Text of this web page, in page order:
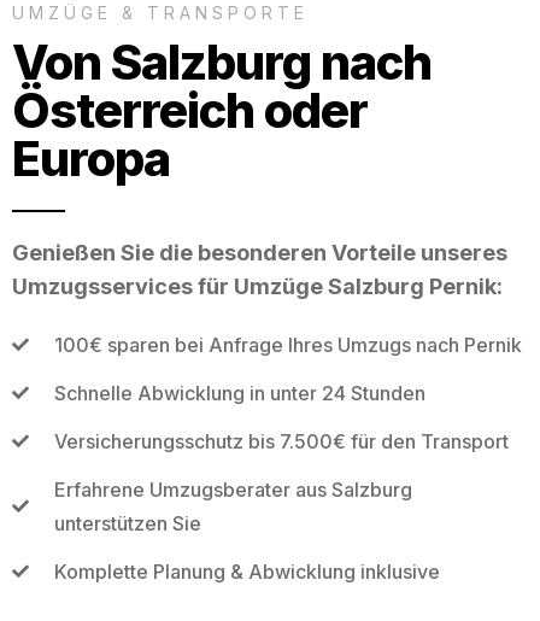
UMZÜGE & TRANSPORTE
Von Salzburg nach
Österreich oder
Europa
Genießen Sie die besonderen Vorteile unseres
Umzugsservices für Umzüge Salzburg Pernik:
100€ sparen bei Anfrage Ihres Umzugs nach Pernik
Schnelle Abwicklung in unter 24 Stunden
Versicherungsschutz bis 7.500€ für den Transport
Erfahrene Umzugsberater aus Salzburg
unterstützen Sie
Komplette Planung & Abwicklung inklusive